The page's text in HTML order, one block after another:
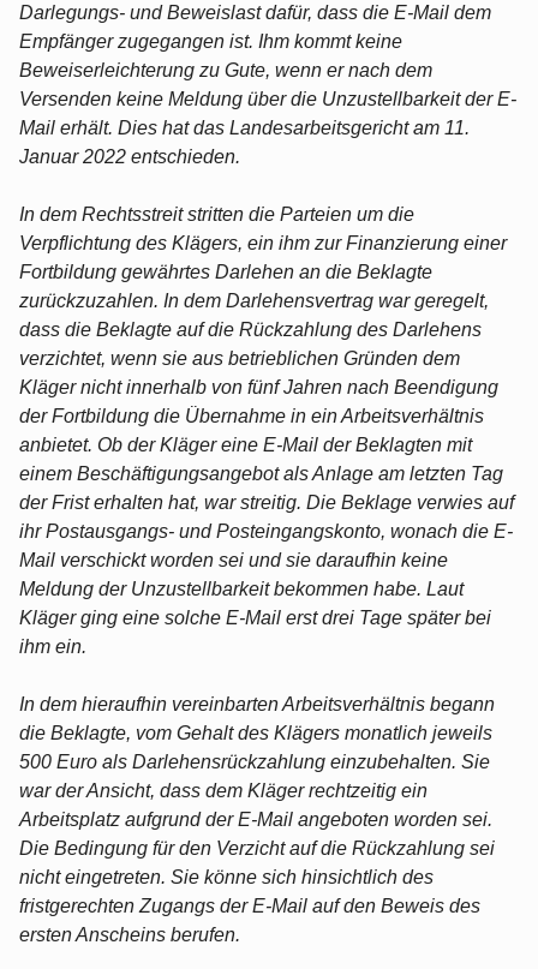
Darlegungs- und Beweislast dafür, dass die E-Mail dem
Empfänger zugegangen ist. Ihm kommt keine
Beweiserleichterung zu Gute, wenn er nach dem
Versenden keine Meldung über die Unzustellbarkeit der E-
Mail erhält. Dies hat das Landesarbeitsgericht am 11.
Januar 2022 entschieden.
In dem Rechtsstreit stritten die Parteien um die
Verpflichtung des Klägers, ein ihm zur Finanzierung einer
Fortbildung gewährtes Darlehen an die Beklagte
zurückzuzahlen. In dem Darlehensvertrag war geregelt,
dass die Beklagte auf die Rückzahlung des Darlehens
verzichtet, wenn sie aus betrieblichen Gründen dem
Kläger nicht innerhalb von fünf Jahren nach Beendigung
der Fortbildung die Übernahme in ein Arbeitsverhältnis
anbietet. Ob der Kläger eine E-Mail der Beklagten mit
einem Beschäftigungsangebot als Anlage am letzten Tag
der Frist erhalten hat, war streitig. Die Beklage verwies auf
ihr Postausgangs- und Posteingangskonto, wonach die E-
Mail verschickt worden sei und sie daraufhin keine
Meldung der Unzustellbarkeit bekommen habe. Laut
Kläger ging eine solche E-Mail erst drei Tage später bei
ihm ein.
In dem hieraufhin vereinbarten Arbeitsverhältnis begann
die Beklagte, vom Gehalt des Klägers monatlich jeweils
500 Euro als Darlehensrückzahlung einzubehalten. Sie
war der Ansicht, dass dem Kläger rechtzeitig ein
Arbeitsplatz aufgrund der E-Mail angeboten worden sei.
Die Bedingung für den Verzicht auf die Rückzahlung sei
nicht eingetreten. Sie könne sich hinsichtlich des
fristgerechten Zugangs der E-Mail auf den Beweis des
ersten Anscheins berufen.